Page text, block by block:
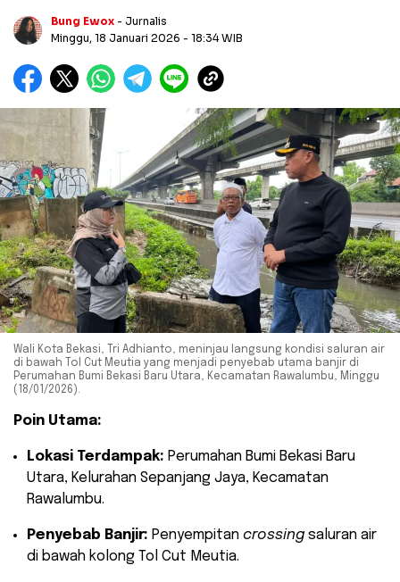
Bung Ewox - Jurnalis
Minggu, 18 Januari 2026 - 18:34 WIB
Wali Kota Bekasi, Tri Adhianto, meninjau langsung kondisi saluran air
di bawah Tol Cut Meutia yang menjadi penyebab utama banjir di
Perumahan Bumi Bekasi Baru Utara, Kecamatan Rawalumbu, Minggu
(18/01/2026).
Poin Utama:
Lokasi Terdampak: Perumahan Bumi Bekasi Baru
Utara, Kelurahan Sepanjang Jaya, Kecamatan
Rawalumbu.
Penyebab Banjir: Penyempitan crossing saluran air
di bawah kolong Tol Cut Meutia.